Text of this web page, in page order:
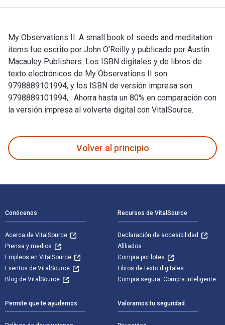
My Observations II: A small book of seeds and meditation
items fue escrito por John O'Reilly y publicado por Austin
Macauley Publishers. Los ISBN digitales y de libros de
texto electrónicos de My Observations II son
9798889101994, y los ISBN de versión impresa son
9798889101994, . Ahorra hasta un 80% en comparación con
la versión impresa al volverte digital con VitalSource.
Volver al principio
Conócenos
Acerca de VitalSource
Prensa y medios
Empleos en VitalSource
Eventos de VitalSource
Blog de VitalSource
Recursos de VitalSource
Declaración de accesibilidad
Afiliados
Compra por lotes
Libros de texto digitales
Compra segura. Compra inteligente
Permite que te ayudemos Valoramos tu seguridad